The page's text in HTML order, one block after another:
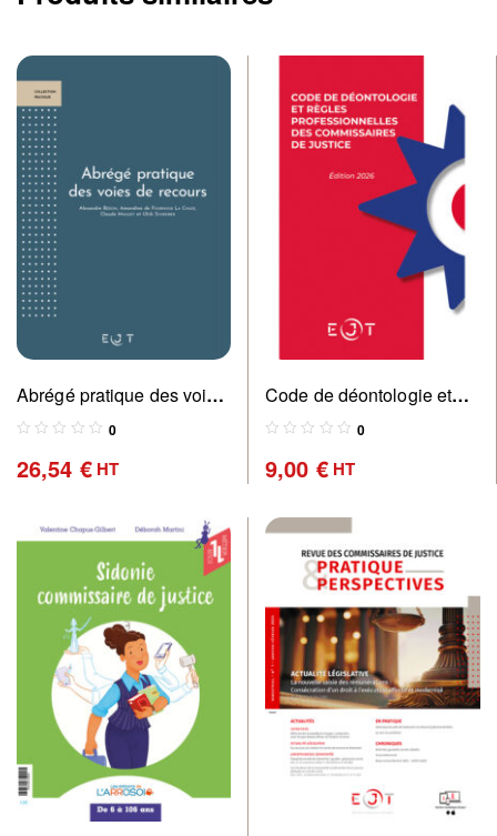
Abrégé pratique des voies
de recours – NOUVELLE
0
26,54 €HT
Code de déontologie et
règles professionnelles
justice (Edition 2026)
0
9,00 €HT